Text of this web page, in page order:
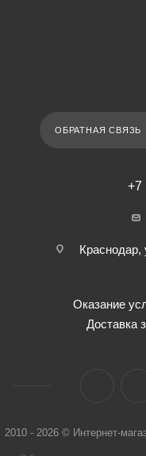
ОБРАТНАЯ СВЯЗЬ
+7
Краснодар,
Оказание
Доставка
2010 - 2026 © Интернет-